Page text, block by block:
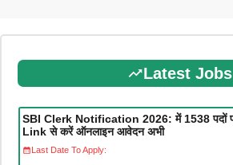
Latest Jobs
SBI Clerk Notification 2026: में 1538 पदों
Link से करें ऑनलाइन आवेदन अभी
Last Date To Apply: